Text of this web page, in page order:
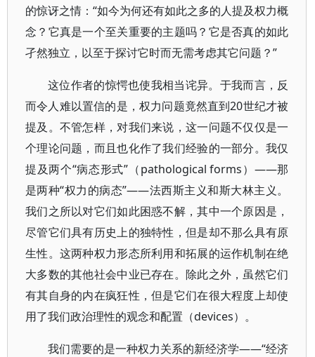
的惊讶之情：“如今为何还有如此之多的人提及权力概
念？它真是一个至关重要的主题吗？它是否真的如此
孑然独立，以至于探讨它时而无需考虑其它问题？”
这位作者的惊愕也使我相当诧异。于我而言，反
而令人难以置信的是，权力问题竟然直到20世纪才被
提及。不管怎样，对我们来说，这一问题不仅仅是一
个理论问题，而且也化作了我们经验的一部分。我仅
提及两个“病态形式”（pathological forms）——那
是两种“权力的病态”——法西斯主义和斯大林主义。
我们之所以对它们如此困惑不解，其中一个原因是，
尽管它们具有历史上的独特性，但是却不那么具有原
生性。这两种权力形态所利用和拓展的运作机制在绝
大多数的其他社会中业已存在。除此之外，虽然它们
有其自身的内在疯狂性，但是它们在很大程度上却使
用了我们政治理性的观念和配置（devices）。
我们需要的是一种权力关系的新经济学——“经济